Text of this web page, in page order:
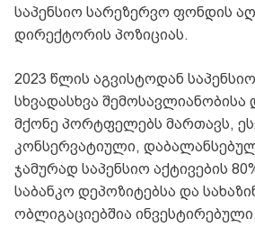
საპენსიო სარეზერვო ფონდის
დირექტორის პოზიციას.
2023 წლის აგვისტოდან
სხვადასხვა შემოსავლიანობისა
მქონე პორტფელებს მართავს,
კონსერვატიული,
ჯამურად საპენსიო აქტივების
საბანკო დეპოზიტებსა და
ობლიგაციებშია